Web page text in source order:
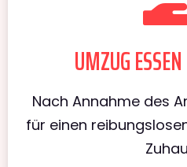
UMZUG
Nach Annahme des
für einen